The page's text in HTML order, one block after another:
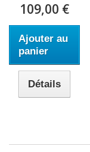
109,00 €
Ajouter au
panier
Détails